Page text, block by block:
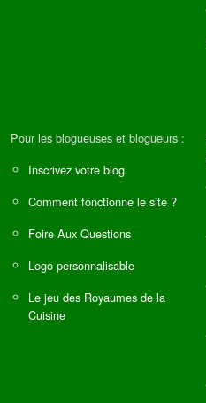
Pour les blogueuses et blogueurs :
Inscrivez votre blog
Comment fonctionne le site ?
Foire Aux Questions
Logo personnalisable
Le jeu des Royaumes de la
Cuisine